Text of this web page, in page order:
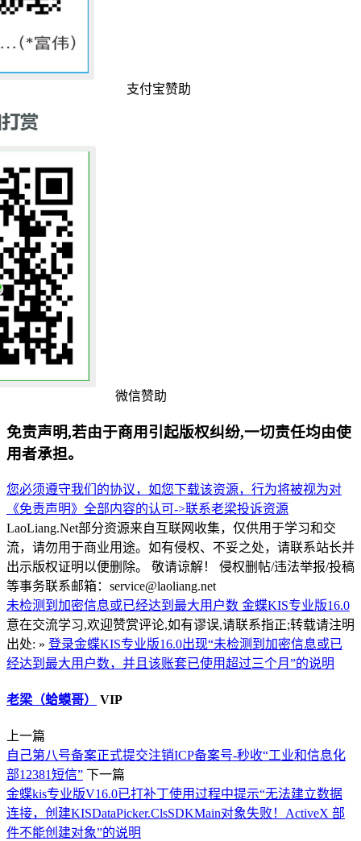
支付宝赞助
微信赞助
免责声明,若由于商用引起版权纠纷,一切责任均由使
用者承担。
您必须遵守我们的协议，如您下载该资源，行为将被视为对
《免责声明》全部内容的认可->联系老梁投诉资源
LaoLiang.Net部分资源来自互联网收集，仅供用于学习和交
流，请勿用于商业用途。如有侵权、不妥之处，请联系站长并
出示版权证明以便删除。 敬请谅解！ 侵权删帖/违法举报/投稿
等事务联系邮箱：service@laoliang.net
未检测到加密信息或已经达到最大用户数 金蝶KIS专业版16.0
意在交流学习,欢迎赞赏评论,如有谬误,请联系指正;转载请注明
出处: » 登录金蝶KIS专业版16.0出现“未检测到加密信息或已
经达到最大用户数，并且该账套已使用超过三个月”的说明
老梁（蛤蟆哥） VIP
上一篇
自己第八号备案正式提交注销ICP备案号-秒收“工业和信息化
部12381短信” 下一篇
金蝶kis专业版V16.0已打补丁使用过程中提示“无法建立数据
连接，创建KISDataPicker.ClsSDKMain对象失败！ActiveX 部
件不能创建对象”的说明